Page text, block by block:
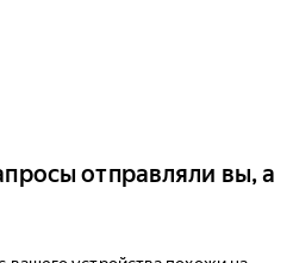
отправляли вы, а